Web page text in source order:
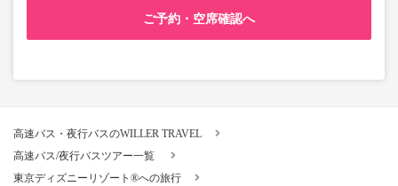
ご予約・空席確認へ
高速バス・夜行バスのWILLER TRAVEL
高速バス/夜行バスツアー一覧
東京ディズニーリゾート®への旅行